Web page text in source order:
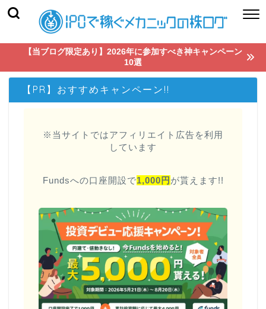
【当ブログ限定あり】2026年に参加すべき神キャンペーン
10選
【PR】おすすめキャンペーン!!
※当サイトではアフィリエイト広告を利用
しています
Fundsへの口座開設で1,000円 が貰えます!!